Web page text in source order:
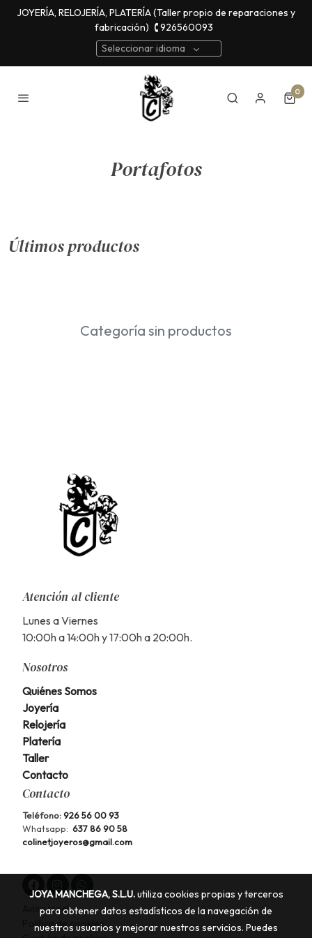
JOYERÍA, RELOJERÍA, PLATERÍA (Taller propio de reparaciones y
fabricación) 🕻 926560093
Seleccionar idioma
0
Portafotos
Últimos productos
Categoría sin productos
Atención al cliente
Lunes a Viernes
10:00h a 14:00h y 17:00h a 20:00h.
Nosotros
Quiénes Somos
Joyería
Relojería
Platería
Taller
Contacto
Contacto
Teléfono:926 56 00 93
Whatsapp: 637 86 90 58
colinetjoyeros@gmail.com
Aviso legal
Política de cookies
JOYA MANCHEGA, S.L.U.utiliza cookies propias y terceros
para obtener datos estadísticos de la navegación de
nuestros usuarios y mejorar nuestros servicios. Puedes